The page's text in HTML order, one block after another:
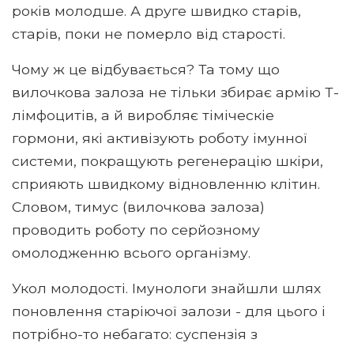
років молодше. А друге швидко старів,
старів, поки не померло від старості.
Чому ж це відбувається? Та тому що
вилочкова залоза не тільки збирає армію Т-
лімфоцитів, а й виробляє тіміческіе
гормони, які активізують роботу імунної
системи, покращують регенерацію шкіри,
сприяють швидкому відновленню клітин.
Словом, тимус (вилочкова залоза)
проводить роботу по серйозному
омолодженню всього організму.
Укол молодості. Імунологи знайшли шлях
поновлення старіючої залози - для цього і
потрібно-то небагато: суспензія з